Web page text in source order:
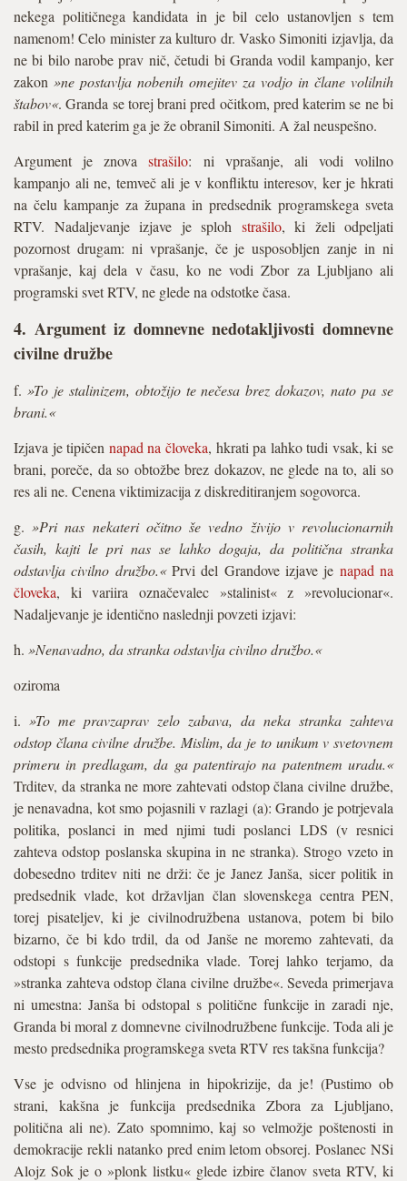
nekega političnega kandidata in je bil celo ustanovljen s tem
namenom! Celo minister za kulturo dr. Vasko Simoniti izjavlja, da
ne bi bilo narobe prav nič, četudi bi Granda vodil kampanjo, ker
zakon »ne postavlja nobenih omejitev za vodjo in člane volilnih
štabov«. Granda se torej brani pred očitkom, pred katerim se ne bi
rabil in pred katerim ga je že obranil Simoniti. A žal neuspešno.
Argument je znovastrašilo: ni vprašanje, ali vodi volilno
kampanjo ali ne, temveč ali je v konfliktu interesov, ker je hkrati
na čelu kampanje za župana in predsednik programskega sveta
RTV. Nadaljevanje izjave je sploh strašilo, ki želi odpeljati
pozornost drugam: ni vprašanje, če je usposobljen zanje in ni
vprašanje, kaj dela v času, ko ne vodi Zbor za Ljubljano ali
programski svet RTV, ne glede na odstotke časa.
4. Argument iz domnevne nedotakljivosti domnevne
civilne družbe
f. »To je stalinizem, obtožijo te nečesa brez dokazov, nato pa se
brani.«
Izjava je tipičen napad na človeka, hkrati pa lahko tudi vsak, ki se
brani, poreče, da so obtožbe brez dokazov, ne glede na to, ali so
res ali ne. Cenena viktimizacija z diskreditiranjem sogovorca.
g.»Pri nas nekateri očitno še vedno živijo v revolucionarnih
časih, kajti le pri nas se lahko dogaja, da politična stranka
odstavlja civilno družbo.« Prvi del Grandove izjave je napad na
človeka, ki variira označevalec »stalinist« z »revolucionar«.
Nadaljevanje je identično naslednji povzeti izjavi:
h. »Nenavadno, da stranka odstavlja civilno družbo.«
oziroma
i. »To me pravzaprav zelo zabava, da neka stranka zahteva
odstop člana civilne družbe. Mislim, da je to unikum v svetovnem
primeru in predlagam, da ga patentirajo na patentnem uradu.«
Trditev, da stranka ne more zahtevati odstop člana civilne družbe,
je nenavadna, kot smo pojasnili v razlagi (a): Grando je potrjevala
politika, poslanci in med njimi tudi poslanci LDS (v resnici
zahteva odstop poslanska skupina in ne stranka). Strogo vzeto in
dobesedno trditev niti ne drži: če je Janez Janša, sicer politik in
predsednik vlade, kot državljan član slovenskega centra PEN,
torej pisateljev, ki je civilnodružbena ustanova, potem bi bilo
bizarno, če bi kdo trdil, da od Janše ne moremo zahtevati, da
odstopi s funkcije predsednika vlade. Torej lahko terjamo, da
»stranka zahteva odstop člana civilne družbe«. Seveda primerjava
ni umestna: Janša bi odstopal s politične funkcije in zaradi nje,
Granda bi moral z domnevne civilnodružbene funkcije. Toda ali je
mesto predsednika programskega sveta RTV res takšna funkcija?
Vse je odvisno od hlinjena in hipokrizije, da je! (Pustimo ob
strani, kakšna je funkcija predsednika Zbora za Ljubljano,
politična ali ne). Zato spomnimo, kaj so velmožje poštenosti in
demokracije rekli natanko pred enim letom obsorej. Poslanec NSi
Alojz Sok je o »plonk listku« glede izbire članov sveta RTV, ki